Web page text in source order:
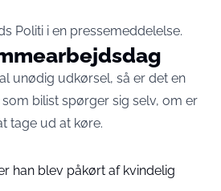
Politi i en pressemeddelelse.
unødig udkørsel, så er det en
bilist spørger sig selv, om er
tage ud at køre.
han blev påkørt af kvindelig